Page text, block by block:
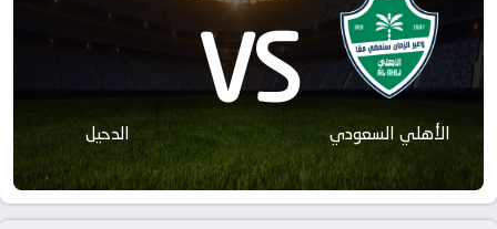
الأهلي السعودي VS الدحيل